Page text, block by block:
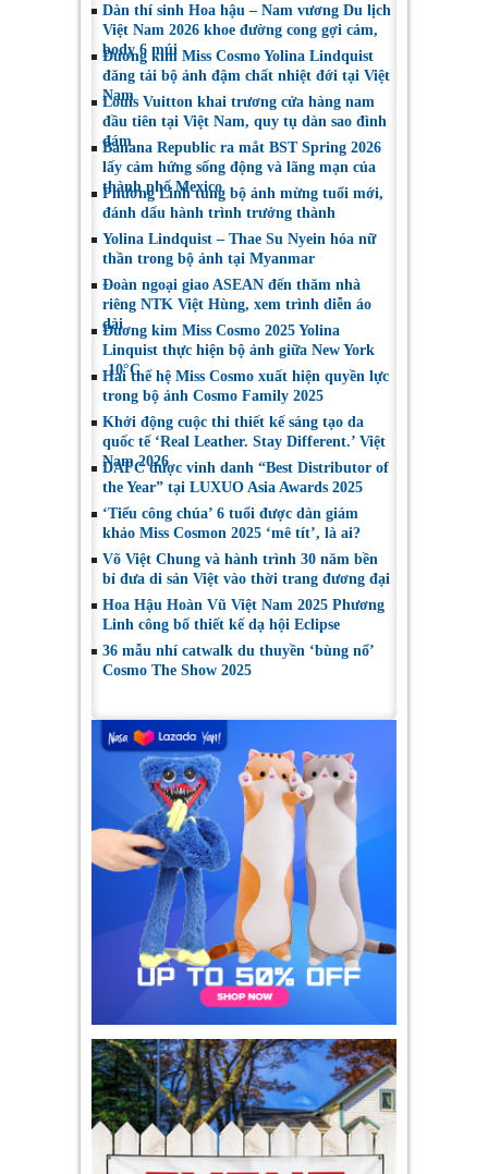
Dàn thí sinh Hoa hậu – Nam vương Du lịch
Việt Nam 2026 khoe đường cong gợi cảm,
body 6 múi
Đương kim Miss Cosmo Yolina Lindquist
đăng tải bộ ảnh đậm chất nhiệt đới tại Việt
Nam
Louis Vuitton khai trương cửa hàng nam
đầu tiên tại Việt Nam, quy tụ dàn sao đình
đám
Banana Republic ra mắt BST Spring 2026
lấy cảm hứng sống động và lãng mạn của
thành phố Mexico
Phương Linh tung bộ ảnh mừng tuổi mới,
đánh dấu hành trình trưởng thành
Yolina Lindquist – Thae Su Nyein hóa nữ
thần trong bộ ảnh tại Myanmar
Đoàn ngoại giao ASEAN đến thăm nhà
riêng NTK Việt Hùng, xem trình diễn áo
dài
Đương kim Miss Cosmo 2025 Yolina
Linquist thực hiện bộ ảnh giữa New York
-10°C
Hai thế hệ Miss Cosmo xuất hiện quyền lực
trong bộ ảnh Cosmo Family 2025
Khởi động cuộc thi thiết kế sáng tạo da
quốc tế ‘Real Leather. Stay Different.’ Việt
Nam 2026
DAFC được vinh danh “Best Distributor of
the Year” tại LUXUO Asia Awards 2025
‘Tiểu công chúa’ 6 tuổi được dàn giám
khảo Miss Cosmon 2025 ‘mê tít’, là ai?
Võ Việt Chung và hành trình 30 năm bền
bỉ đưa di sản Việt vào thời trang đương đại
Hoa Hậu Hoàn Vũ Việt Nam 2025 Phương
Linh công bố thiết kế dạ hội Eclipse
36 mẫu nhí catwalk du thuyền ‘bùng nổ’
Cosmo The Show 2025